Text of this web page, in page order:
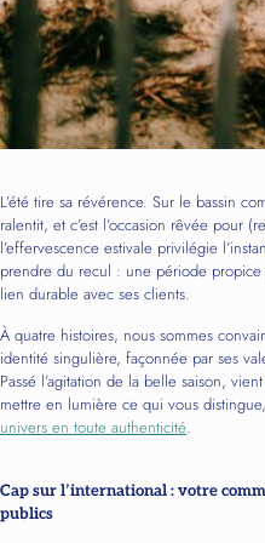
L’été tire sa révérence. Sur le bassin
ralentit, et c’est l’occasion rêvée pour
l’effervescence estivale privilégie
prendre du recul : une période
lien durable avec ses clients.
À quatre histoires, nous sommes
identité singulière, façonnée par ses
Passé l’agitation de la belle saison,
mettre en lumière ce qui vous
univers en toute authenticité.
Cap sur l’international : votre
publics